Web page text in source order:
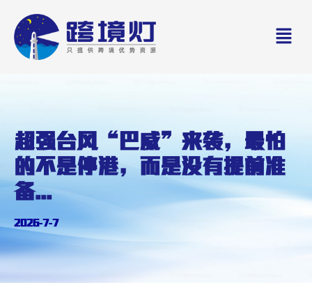
content
Menu
超强台风“巴威”来袭，最怕
的不是停港，而是没有提前准
备...
2026-7-7